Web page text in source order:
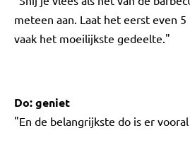
meteen aan. Laat het eerst even
vaak het moeilijkste gedeelte."
Do: geniet
"En de belangrijkste do is er